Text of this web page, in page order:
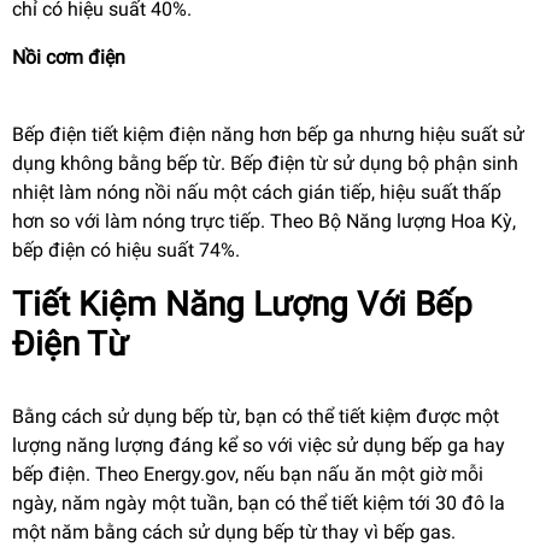
chỉ có hiệu suất 40%.
Nồi cơm điện
Bếp điện tiết kiệm điện năng hơn bếp ga nhưng hiệu suất sử
dụng không bằng bếp từ. Bếp điện từ sử dụng bộ phận sinh
nhiệt làm nóng nồi nấu một cách gián tiếp, hiệu suất thấp
hơn so với làm nóng trực tiếp. Theo Bộ Năng lượng Hoa Kỳ,
bếp điện có hiệu suất 74%.
Tiết Kiệm Năng Lượng Với Bếp
Điện Từ
Bằng cách sử dụng bếp từ, bạn có thể tiết kiệm được một
lượng năng lượng đáng kể so với việc sử dụng bếp ga hay
bếp điện. Theo Energy.gov, nếu bạn nấu ăn một giờ mỗi
ngày, năm ngày một tuần, bạn có thể tiết kiệm tới 30 đô la
một năm bằng cách sử dụng bếp từ thay vì bếp gas.